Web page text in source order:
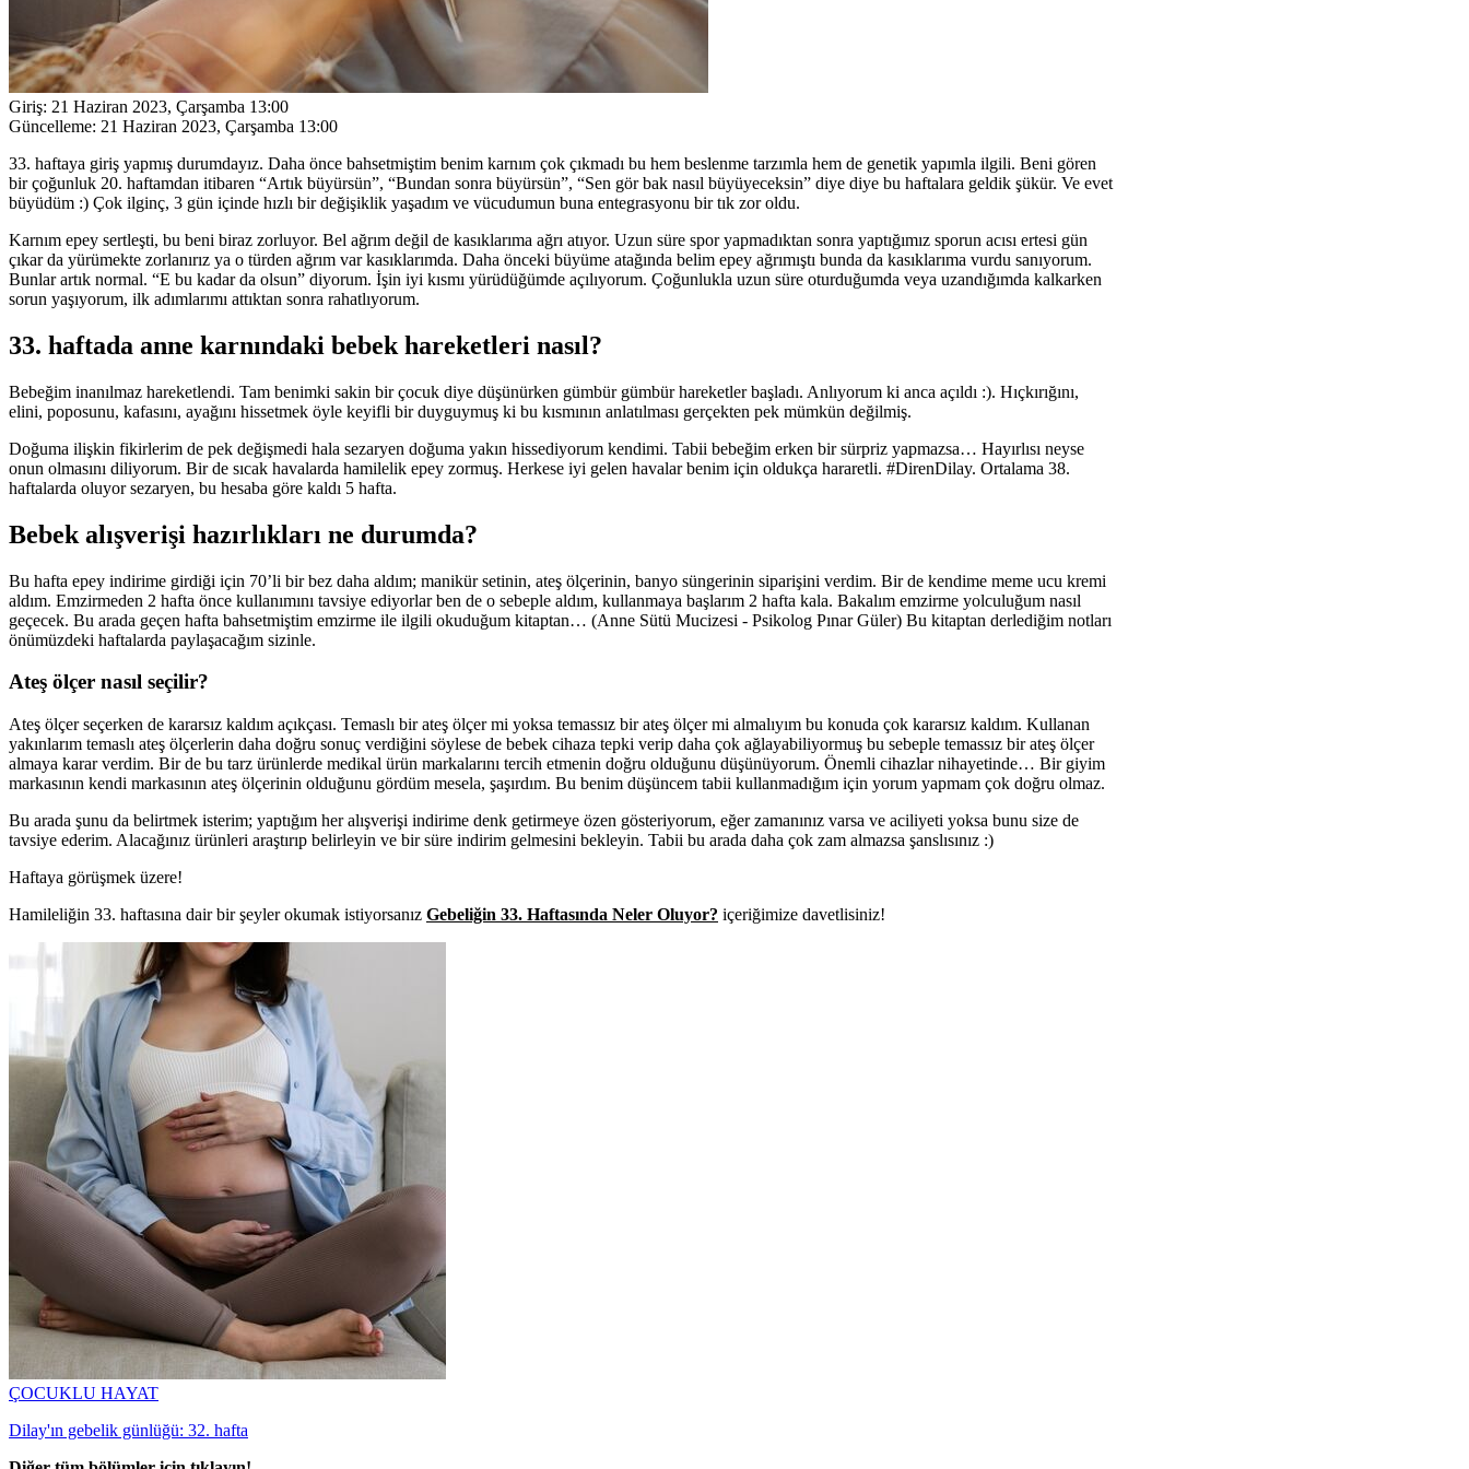
Giriş: 21 Haziran 2023, Çarşamba 13:00
Güncelleme: 21 Haziran 2023, Çarşamba 13:00
33. haftaya giriş yapmış durumdayız. Daha önce bahsetmiştim benim karnım çok çıkmadı bu hem beslenme tarzımla hem de genetik yapımla ilgili. Beni gören
bir çoğunluk 20. haftamdan itibaren “Artık büyürsün”, “Bundan sonra büyürsün”, “Sen gör bak nasıl büyüyeceksin” diye diye bu haftalara geldik şükür. Ve evet
büyüdüm :) Çok ilginç, 3 gün içinde hızlı bir değişiklik yaşadım ve vücudumun buna entegrasyonu bir tık zor oldu.
Karnım epey sertleşti, bu beni biraz zorluyor. Bel ağrım değil de kasıklarıma ağrı atıyor. Uzun süre spor yapmadıktan sonra yaptığımız sporun acısı ertesi gün
çıkar da yürümekte zorlanırız ya o türden ağrım var kasıklarımda. Daha önceki büyüme atağında belim epey ağrımıştı bunda da kasıklarıma vurdu sanıyorum.
Bunlar artık normal. “E bu kadar da olsun” diyorum. İşin iyi kısmı yürüdüğümde açılıyorum. Çoğunlukla uzun süre oturduğumda veya uzandığımda kalkarken
sorun yaşıyorum, ilk adımlarımı attıktan sonra rahatlıyorum.
33. haftada anne karnındaki bebek hareketleri nasıl?
Bebeğim inanılmaz hareketlendi. Tam benimki sakin bir çocuk diye düşünürken gümbür gümbür hareketler başladı. Anlıyorum ki anca açıldı :). Hıçkırığını,
elini, poposunu, kafasını, ayağını hissetmek öyle keyifli bir duyguymuş ki bu kısmının anlatılması gerçekten pek mümkün değilmiş.
Doğuma ilişkin fikirlerim de pek değişmedi hala sezaryen doğuma yakın hissediyorum kendimi. Tabii bebeğim erken bir sürpriz yapmazsa… Hayırlısı neyse
onun olmasını diliyorum. Bir de sıcak havalarda hamilelik epey zormuş. Herkese iyi gelen havalar benim için oldukça hararetli. #DirenDilay. Ortalama 38.
haftalarda oluyor sezaryen, bu hesaba göre kaldı 5 hafta.
Bebek alışverişi hazırlıkları ne durumda?
Bu hafta epey indirime girdiği için 70’li bir bez daha aldım; manikür setinin, ateş ölçerinin, banyo süngerinin siparişini verdim. Bir de kendime meme ucu kremi
aldım. Emzirmeden 2 hafta önce kullanımını tavsiye ediyorlar ben de o sebeple aldım, kullanmaya başlarım 2 hafta kala. Bakalım emzirme yolculuğum nasıl
geçecek. Bu arada geçen hafta bahsetmiştim emzirme ile ilgili okuduğum kitaptan… (Anne Sütü Mucizesi - Psikolog Pınar Güler) Bu kitaptan derlediğim notları
önümüzdeki haftalarda paylaşacağım sizinle.
Ateş ölçer nasıl seçilir?
Ateş ölçer seçerken de kararsız kaldım açıkçası. Temaslı bir ateş ölçer mi yoksa temassız bir ateş ölçer mi almalıyım bu konuda çok kararsız kaldım. Kullanan
yakınlarım temaslı ateş ölçerlerin daha doğru sonuç verdiğini söylese de bebek cihaza tepki verip daha çok ağlayabiliyormuş bu sebeple temassız bir ateş ölçer
almaya karar verdim. Bir de bu tarz ürünlerde medikal ürün markalarını tercih etmenin doğru olduğunu düşünüyorum. Önemli cihazlar nihayetinde… Bir giyim
markasının kendi markasının ateş ölçerinin olduğunu gördüm mesela, şaşırdım. Bu benim düşüncem tabii kullanmadığım için yorum yapmam çok doğru olmaz.
Bu arada şunu da belirtmek isterim; yaptığım her alışverişi indirime denk getirmeye özen gösteriyorum, eğer zamanınız varsa ve aciliyeti yoksa bunu size de
tavsiye ederim. Alacağınız ürünleri araştırıp belirleyin ve bir süre indirim gelmesini bekleyin. Tabii bu arada daha çok zam almazsa şanslısınız :)
Haftaya görüşmek üzere!
Hamileliğin 33. haftasına dair bir şeyler okumak istiyorsanız Gebeliğin 33. Haftasında Neler Oluyor? içeriğimize davetlisiniz!
ÇOCUKLU HAYAT
Dilay'ın gebelik günlüğü: 32. hafta